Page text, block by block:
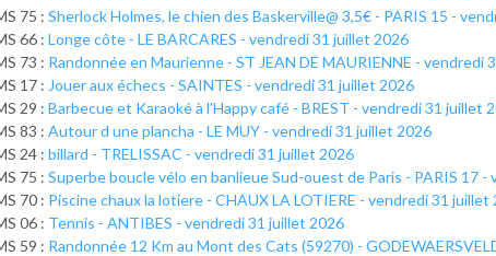
75 :Sherlock Holmes, le chien des Baskerville@ 3,5€ - PARIS 15 -
66 :Longe côte - LE BARCARES - vendredi 31 juillet 2026
73 : Randonnée en Maurienne - ST JEAN DE MAURIENNE - vendredi
17 : Jouer aux échecs - SAINTES - vendredi 31 juillet 2026
29 :Barbecue et Karaoké à l'Happy café - BREST - vendredi 31 juillet
83 :Autour d une plancha - LE MUY - vendredi 31 juillet 2026
24 :billard - TRELISSAC - vendredi 31 juillet 2026
75 :Superbe boucle vélo en banlieue Sud-ouest de Paris - PARIS 17
70 : Piscine chaux la lotiere - CHAUX LA LOTIERE - vendredi 31 juillet
06 : Tennis - ANTIBES - vendredi 31 juillet 2026
59 : Randonnée 12 Km au Mont des Cats (59270) -